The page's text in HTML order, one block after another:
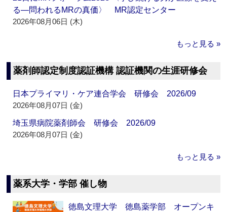
る―問われるMRの真価〉 MR認定センター
2026年08月06日 (木)
もっと見る »
薬剤師認定制度認証機構 認証機関の生涯研修会
日本プライマリ・ケア連合学会 研修会 2026/09
2026年08月07日 (金)
埼玉県病院薬剤師会 研修会 2026/09
2026年08月07日 (金)
もっと見る »
薬系大学・学部 催し物
徳島文理大学 徳島薬学部 オープンキ